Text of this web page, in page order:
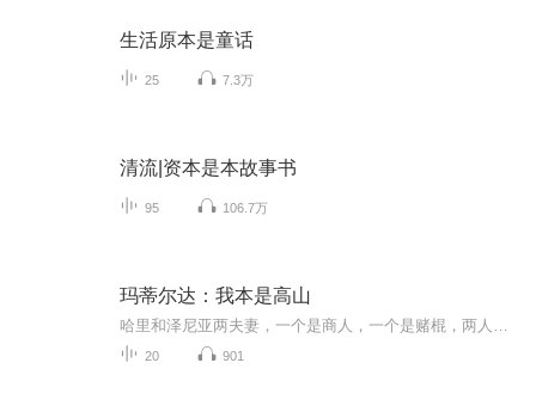
生活原本是童话
25 7.3万
清流|资本是本故事书
95 106.7万
玛蒂尔达：我本是高山
20 901